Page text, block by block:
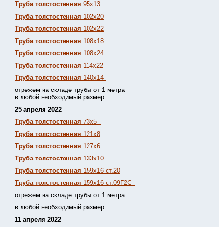
Труба толстостенная 95х13
Труба толстостенная 102х20
Труба толстостенная 102х22
Труба толстостенная 108х18
Труба толстостенная 108х24
Труба толстостенная 114х22
Труба толстостенная 140х14
отрежем на складе трубы от 1 метра
в любой необходимый размер
25 апреля 2022
Труба толстостенная 73х5
Труба толстостенная 121х8
Труба толстостенная 127х6
Труба толстостенная 133х10
Труба толстостенная 159х16 ст.20
Труба толстостенная 159х16 ст.09Г2С
отрежем на складе трубы от 1 метра
в любой необходимый размер
11 апреля 2022